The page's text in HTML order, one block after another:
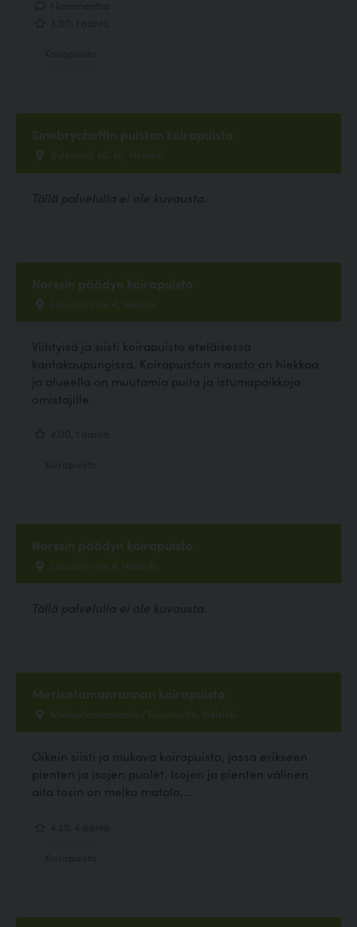
Sinebrychoffin puiston koirapuisto
Bulevardi 46-40, Helsinki
Tällä palvelulla ei ole kuvausta.
Norssin päädyn koirapuisto
Laivurinrinne 4, Helsinki
Viihtyisä ja siisti koirapuisto eteläisessä
kantakaupungissa. Koirapuiston maasto on hiekkaa
ja alueella on muutamia puita ja istumapaikkoja
omistajille.
Norssin päädyn koirapuisto
Laivurinrinne 4, Helsinki
Tällä palvelulla ei ole kuvausta.
Merisatamanrannan koirapuisto
Merisatamanranta / Eiranranta, Helsinki
Oikein siisti ja mukava koirapuisto, jossa erikseen
pienten ja isojen puolet. Isojen ja pienten välinen
aita tosin on melko matala,...